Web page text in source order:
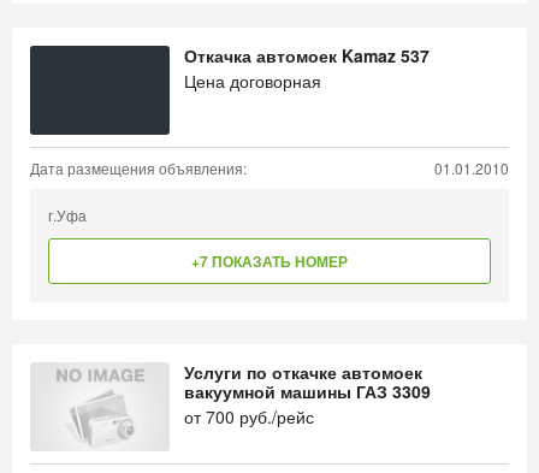
Откачка автомоек Kamaz 537
Цена договорная
Дата размещения объявления: 01.01.2010
г.Уфа
+7 ПОКАЗАТЬ НОМЕР
Услуги по откачке автомоек
вакуумной машины ГАЗ 3309
от700 руб./рейс